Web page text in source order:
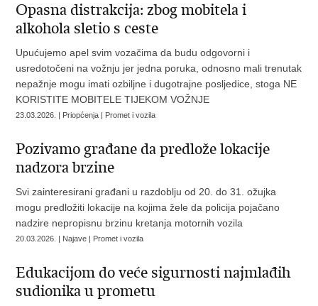
Opasna distrakcija: zbog mobitela i
alkohola sletio s ceste
Upućujemo apel svim vozačima da budu odgovorni i
usredotočeni na vožnju jer jedna poruka, odnosno mali trenutak
nepažnje mogu imati ozbiljne i dugotrajne posljedice, stoga NE
KORISTITE MOBITELE TIJEKOM VOŽNJE
23.03.2026. | Priopćenja | Promet i vozila
Pozivamo građane da predlože lokacije
nadzora brzine
Svi zainteresirani građani u razdoblju od 20. do 31. ožujka
mogu predložiti lokacije na kojima žele da policija pojačano
nadzire nepropisnu brzinu kretanja motornih vozila
20.03.2026. | Najave | Promet i vozila
Edukacijom do veće sigurnosti najmlađih
sudionika u prometu